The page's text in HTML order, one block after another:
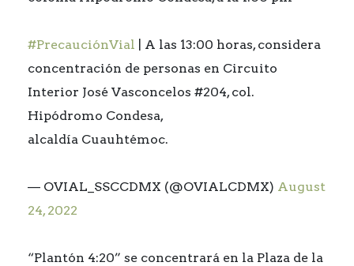
#PrecauciónVial | A las 13:00 horas, considera
concentración de personas en Circuito
Interior José Vasconcelos #204, col.
Hipódromo Condesa,
alcaldía Cuauhtémoc.
— OVIAL_SSCCDMX (@OVIALCDMX) August
24, 2022
“Plantón 4:20” se concentrará en la Plaza de la